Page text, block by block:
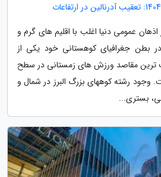
اذهان عمومی دنیا اغلب با اقلیم های گرم و
جغرافیای کوهستانی خود یکی از
ترین مقاصد ورزش های زمستانی در سطح
وجود رشته کوههای بزرگ البرز در شمال و
بستری...